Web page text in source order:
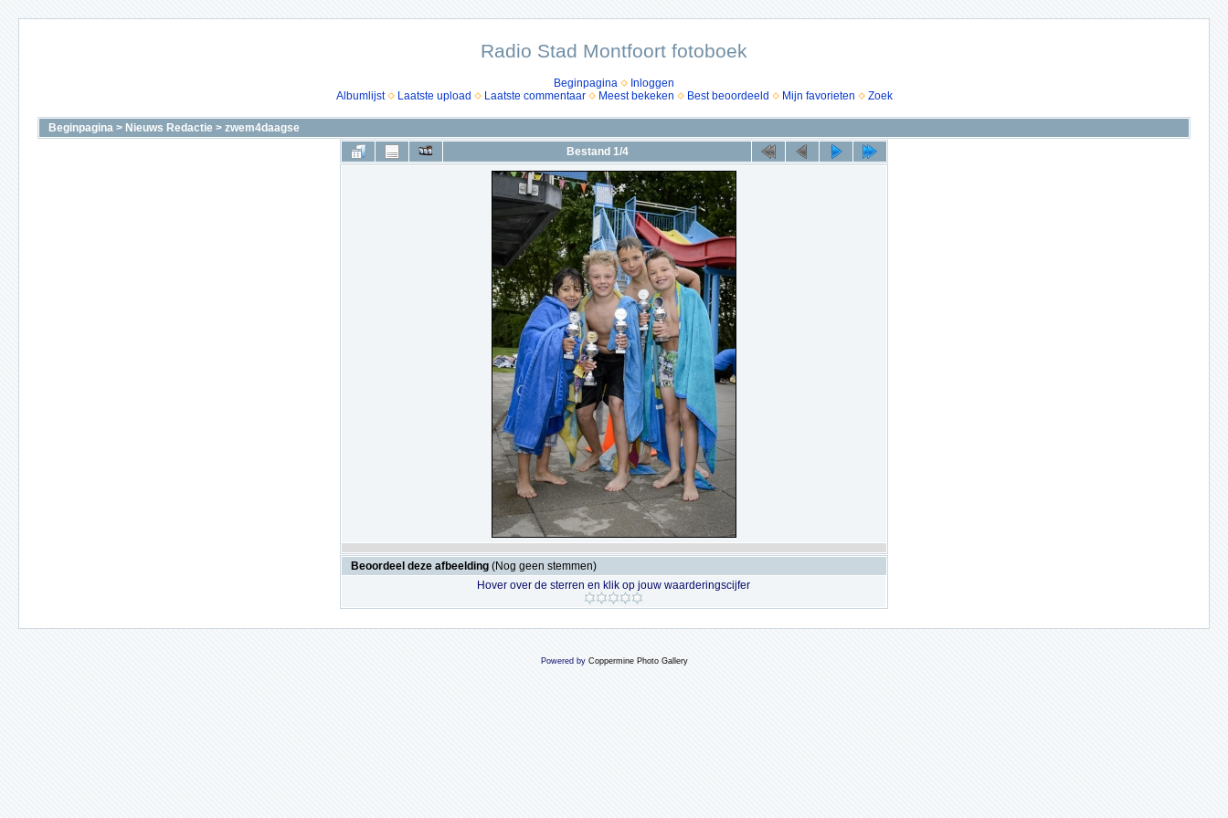
Radio Stad Montfoort fotoboek
Beginpagina
Inloggen
Albumlijst
Laatste upload Laatste commentaar Meest bekeken Best beoordeeld Mijn favorieten Zoek
Beginpagina > Nieuws Redactie > zwem4daagse
Bestand 1/4
Beoordeel deze afbeelding (Nog geen stemmen)
Hover over de sterren en klik op jouw waarderingscijfer
Powered by Coppermine Photo Gallery